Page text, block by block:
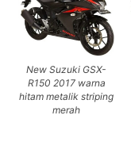
New Suzuki GSX-
R150 2017 warna
hitam metalik striping
merah